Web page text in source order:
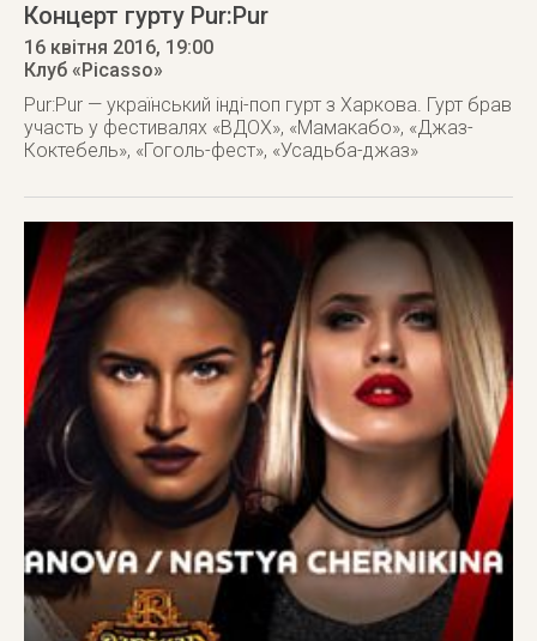
Концерт гурту Pur:Pur
16 квітня 2016, 19:00
Клуб «Picasso»
Pur:Pur — український інді-поп гурт з Харкова. Гурт брав
участь у фестивалях «ВДОХ», «Мамакабо», «Джаз-
Коктебель», «Гоголь-фест», «Усадьба-джаз»